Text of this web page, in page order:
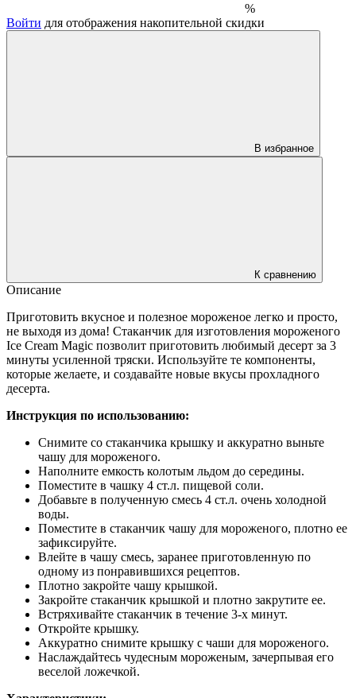
%
Войти для отображения накопительной скидки
В избранное
К сравнению
Описание
Приготовить вкусное и полезное мороженое легко и просто,
не выходя из дома! Стаканчик для изготовления мороженого
Ice Cream Magic позволит приготовить любимый десерт за 3
минуты усиленной тряски. Используйте те компоненты,
которые желаете, и создавайте новые вкусы прохладного
десерта.
Инструкция по использованию:
Снимите со стаканчика крышку и аккуратно выньте
чашу для мороженого.
Наполните емкость колотым льдом до середины.
Поместите в чашку 4 ст.л. пищевой соли.
Добавьте в полученную смесь 4 ст.л. очень холодной
воды.
Поместите в стаканчик чашу для мороженого, плотно ее
зафиксируйте.
Влейте в чашу смесь, заранее приготовленную по
одному из понравившихся рецептов.
Плотно закройте чашу крышкой.
Закройте стаканчик крышкой и плотно закрутите ее.
Встряхивайте стаканчик в течение 3-х минут.
Откройте крышку.
Аккуратно снимите крышку с чаши для мороженого.
Наслаждайтесь чудесным мороженым, зачерпывая его
веселой ложечкой.